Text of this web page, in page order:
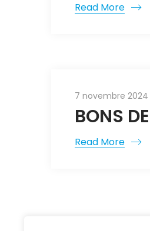
Read More
7 novembre 2024
BONS
Read More